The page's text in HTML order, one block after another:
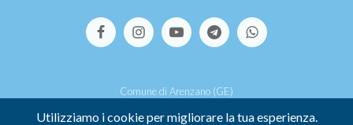
Comune di Arenzano (GE)
Utilizziamo i cookie per migliorare la tua esperienza.